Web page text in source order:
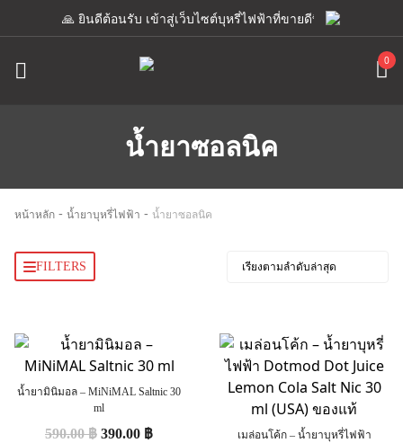
🙏 ยินดีต้อนรับ เข้าสู่เว็บไซต์บุหรี่ไฟฟ้าที่ขายดีที่สุด เรามีแอดมิน
0
น้ำยาซอลนิค
หน้าหลัก - น้ำยาบุหรี่ไฟฟ้า - น้ำยาซอลนิค
FILTERS
น้ำยามินิมอล – MiNiMAL Saltnic 30
ml
590.00฿ 390.00 ฿
เมล่อนโค้ก – น้ำยาบุหรี่ไฟฟ้า